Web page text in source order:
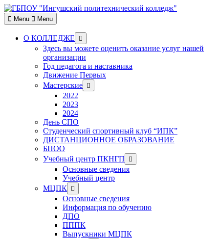
Skip
to
content
Menu Menu
О КОЛЛЕДЖЕ
Show
sub
menu
Здесь вы можете оценить оказание услуг нашей
организации
Год педагога и наставника
Движение Первых
Мастерские Show
sub
2022
2023
2024
День СПО
Студенческий спортивный клуб “ИПК”
ДИСТАНЦИОННОЕ ОБРАЗОВАНИЕ
БПОО
Учебный центр ПКНГП
Show
sub
menu
Основные сведения
Учебный центр
МЦПК Show
sub
menu
Основные сведения
Информация по обучению
ДПО
ПППК
Выпускники МЦПК